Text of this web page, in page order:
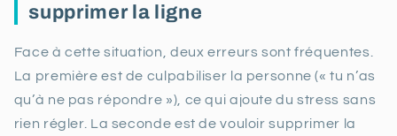
supprimer la ligne
Face à cette situation, deux erreurs sont fréquentes.
La première est de culpabiliser la personne (« tu n’as
qu’à ne pas répondre »), ce qui ajoute du stress sans
rien régler. La seconde est de vouloir supprimer la